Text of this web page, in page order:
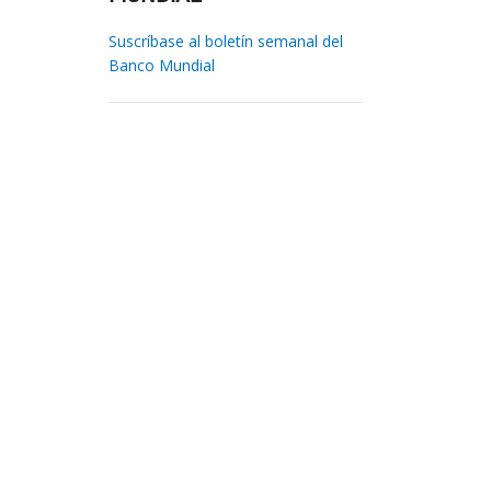
Suscríbase al boletín semanal del
Banco Mundial